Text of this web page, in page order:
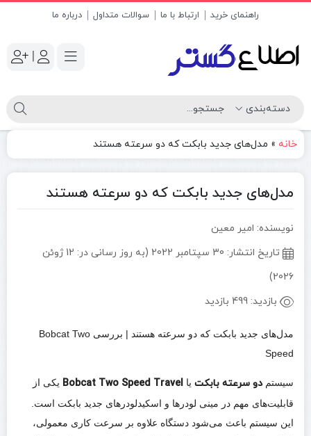
راهنمای خرید ارتباط با ما سوالات متداول درباره ما
|
خانه » مدل‌های جدید بابکت که دو سرعته هستند
مدل‌های جدید بابکت که دو سرعته هستند
نویسنده: امیر معین
تاریخ انتشار:
30 سپتامبر 2022 (به روز رسانی در: 12 ژوئن
2026)
بازدید: 499 بازدید
مدل‌های جدید بابکت که دو سرعته هستند | بررسی Bobcat Two
Speed
سیستمدو سرعته بابکت یا Bobcat Two Speed Travel یکی از
قابلیت‌های مهم در مینی لودرها و اسکیدلودرهای جدید بابکت است.
این سیستم باعث می‌شود دستگاه علاوه بر سرعت کاری معمولی،